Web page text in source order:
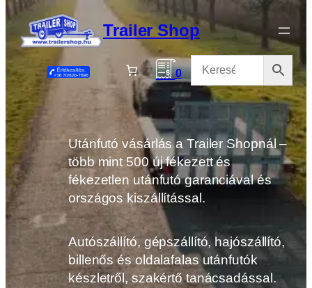
Ugrás
a
tartalomhoz
Trailer Shop
0
Utánfutó vásárlás a Trailer Shopnál –
több mint 500 új fékezett és
fékezetlen utánfutó garanciával és
országos kiszállítással.
Autószállító, gépszállító, hajószállító,
billenős és oldalafalas utánfutók
készletről, szakértő tanácsadással.